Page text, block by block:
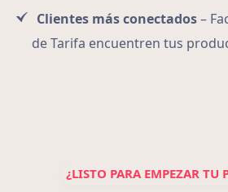
Clientes más conectados–
de Tarifa encuentren tus
¿LISTO PARA EMPEZAR TU